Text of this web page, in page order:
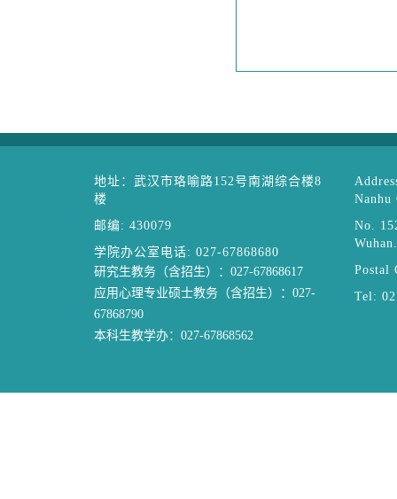
地址：武汉市珞喻路152号南湖综合楼8
楼
邮编: 430079
学院办公室电话: 027-67868680
研究生教务（含招生）：027-67868617
应用心理专业硕士教务（含招生）：027-
67868790
本科生教学办：027-67868562
Nanhu
No.
Wuhan.
Postal
Tel: